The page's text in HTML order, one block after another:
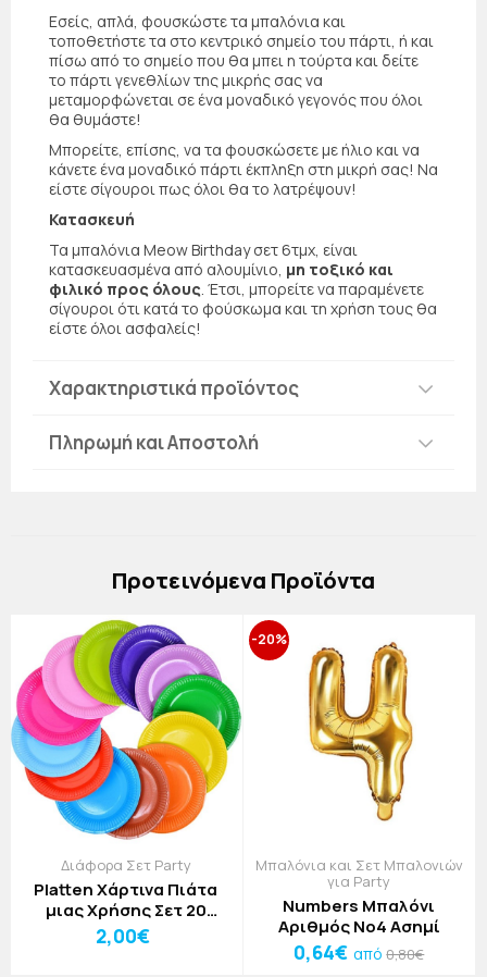
Εσείς, απλά, φουσκώστε τα μπαλόνια και
τοποθετήστε τα στο κεντρικό σημείο του πάρτι, ή και
πίσω από το σημείο που θα μπει η τούρτα και δείτε
το πάρτι γενεθλίων της μικρής σας να
μεταμορφώνεται σε ένα μοναδικό γεγονός που όλοι
θα θυμάστε!
Μπορείτε, επίσης, να τα φουσκώσετε με ήλιο και να
κάνετε ένα μοναδικό πάρτι έκπληξη στη μικρή σας! Να
είστε σίγουροι πως όλοι θα το λατρέψουν!
Κατασκευή
Τα μπαλόνια Meow Birthday σετ 6τμχ, είναι
κατασκευασμένα από αλουμίνιο, μη τοξικό και
φιλικό προς όλους . Έτσι, μπορείτε να παραμένετε
σίγουροι ότι κατά το φούσκωμα και τη χρήση τους θα
είστε όλοι ασφαλείς!
Χαρακτηριστικά προϊόντος
Πληρωμή και Αποστολή
Πρoτεινόμενα Προϊόντα
Διάφορα Σετ Party
Platten Χάρτινα Πιάτα
μιας Χρήσης Σετ 20
Τεμαχίων Δ18cm Λευκό
2,00€
-20%
Μπαλόνια και Σετ Μπαλονιών
για Party
Numbers Μπαλόνι
Αριθμός Νο4 Ασημί
0,64€ από0,80€